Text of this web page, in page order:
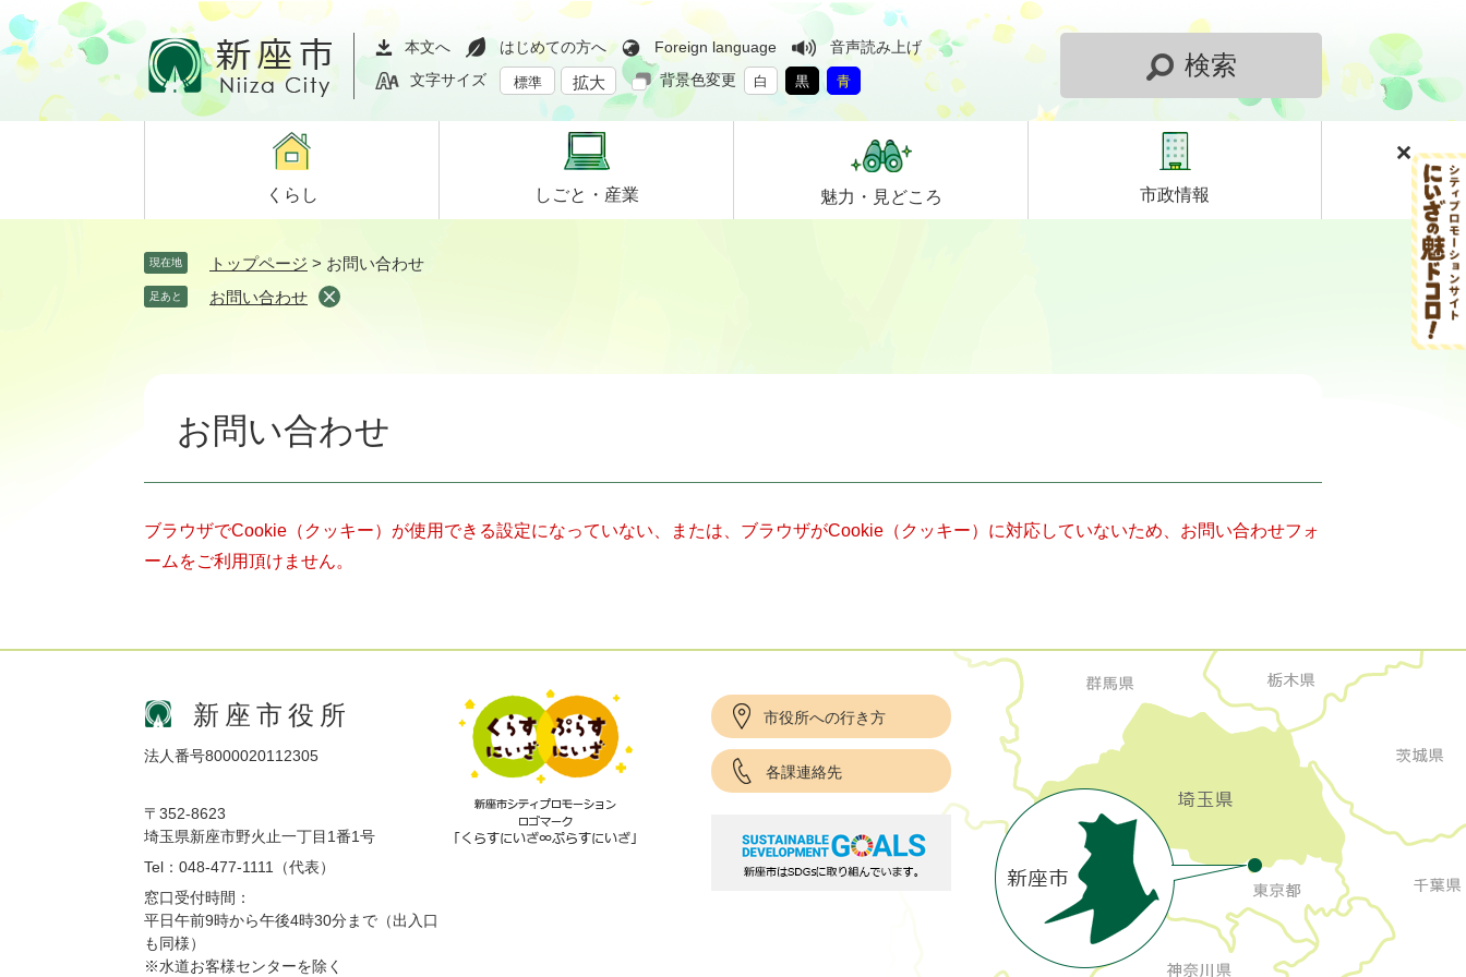
ペ
ー
ジ
メ
ニ
ュ
て
本文へ はじめての方へ Foreign language
音声読み上げ
文字サイズ
標準 拡大 背景色変更 白 黒 青
検索
くらし しごと・ 産業 魅力・ 見どころ 市政情報
現在地 トップページ > お問い合わせ
足あと お問い合わせ
お問い合わせ
ブラウザでCookie（クッキー）が使用できる設定になっていない、または、ブラウザがCookie（クッキー）に対応していないため、お問い合わせフォ
ームをご利用頂けません。
新座市役所
法人番号8000020112305
〒352-8623
埼玉県新座市野火止一丁目1番1号
Tel：048-477-1111（代表）
窓口受付時間：
平日午前9時から午後4時30分まで（出入口
も同様）
※水道お客様センターを除く
市役所への行き方
各課連絡先